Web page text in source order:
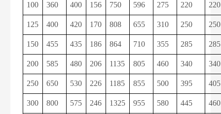
100 360 400 156 750 596 275 220 220
125 400 420 170 808 655 310 250 250
150 455 435 186 864 710 355 285 285
200 585 480 206 1135 805 460 340 340
250 650 530 226 1185 855 500 395 405
300 800 575 246 1325 955 580 445 460